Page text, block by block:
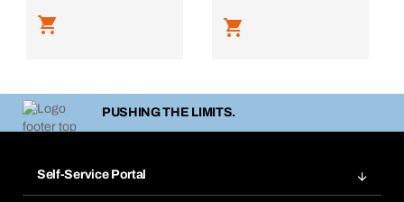
PUSHING THE LIMITS.
Self-Service Portal